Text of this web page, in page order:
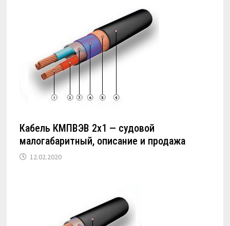
Кабель КМПВЭВ 2х1 — судовой
малогабаритный, описание и продажа
12.02.2020